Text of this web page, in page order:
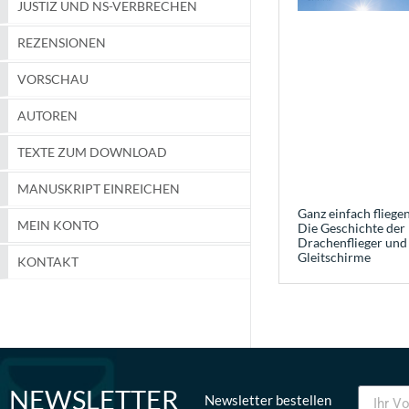
JUSTIZ UND NS-VERBRECHEN
REZENSIONEN
VORSCHAU
AUTOREN
TEXTE ZUM DOWNLOAD
MANUSKRIPT EINREICHEN
MEIN KONTO
KONTAKT
Ganz einfach
Die Geschichte der
Drachenflieger und
Gleitschirme
NEWSLETTER Newsletter bestellen